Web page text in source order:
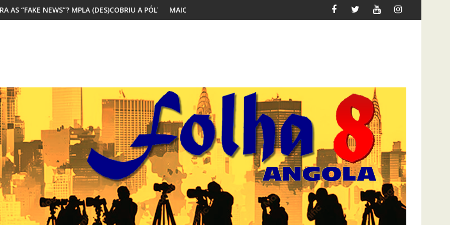
(DES)COBRIU A PÓLVORAMAIORIA DOS JOVENS AFRICANOS QUER MIGRAR ATAQUE À UNITEL AINDA AFECTA A VIDA DOS